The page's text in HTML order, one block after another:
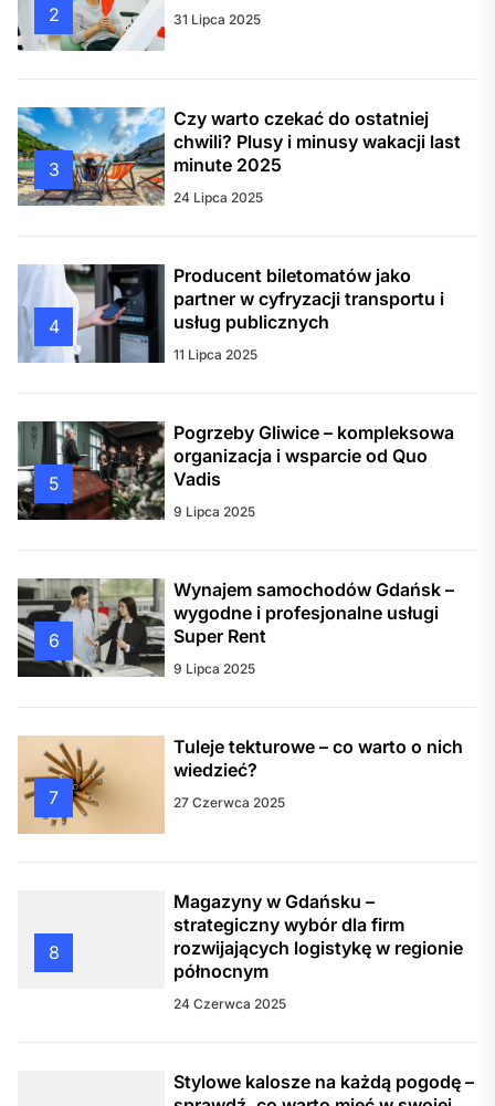
2 31 Lipca 2025
3
Czy warto czekać do ostatniej
chwili? Plusy i minusy wakacji last
minute 2025
24 Lipca 2025
4
Producent biletomatów jako
partner w cyfryzacji transportu i
usług publicznych
11 Lipca 2025
5
Pogrzeby Gliwice – kompleksowa
organizacja i wsparcie od Quo
Vadis
9 Lipca 2025
6
Wynajem samochodów Gdańsk –
wygodne i profesjonalne usługi
Super Rent
9 Lipca 2025
7
Tuleje tekturowe – co warto o nich
wiedzieć?
27 Czerwca 2025
8
Magazyny w Gdańsku –
strategiczny wybór dla firm
rozwijających logistykę w regionie
północnym
24 Czerwca 2025
Stylowe kalosze na każdą pogodę –